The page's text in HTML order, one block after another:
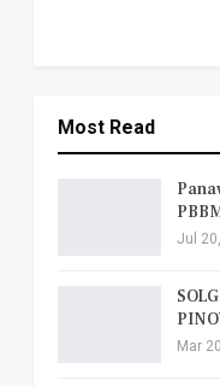
Most Read
Jul
Mar